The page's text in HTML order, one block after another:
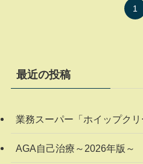
1
最近の投稿
業務スーパー「ホイップクリ
AGA自己治療～2026年版～